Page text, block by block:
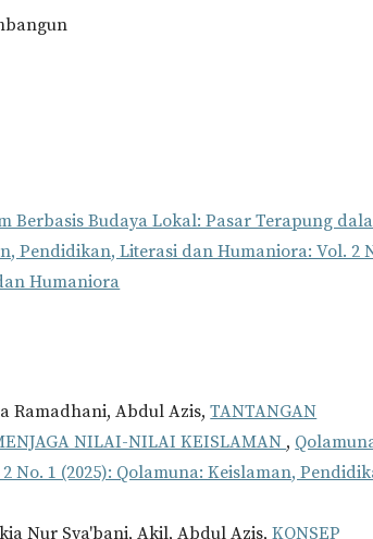
Berbasis Budaya Lokal: Pasar Terapung
Pendidikan, Literasi dan Humaniora: Vol. 2
Humaniora
Ramadhani, Abdul Azis,TANTANGAN
NILAI-NILAI KEISLAMAN ,
1 (2025): Qolamuna: Keislaman,
Nur Sya'bani, Akil, Abdul Azis,KONSEP